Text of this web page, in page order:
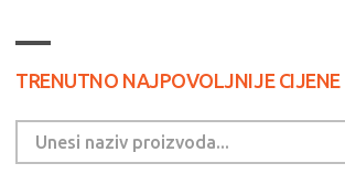
TRENUTNO NAJPOVOLJNIJE CIJENE